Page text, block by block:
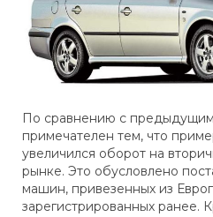
По сравнению с
примечателен тем, что
увеличился оборот на
рынке. Это обусловлено
машин, привезенных из
зарегистрированных ранее.